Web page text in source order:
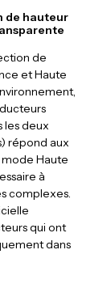
de hauteur
de
et Haute
les deux
répond aux
Haute
à
complexes.
qui ont
dans